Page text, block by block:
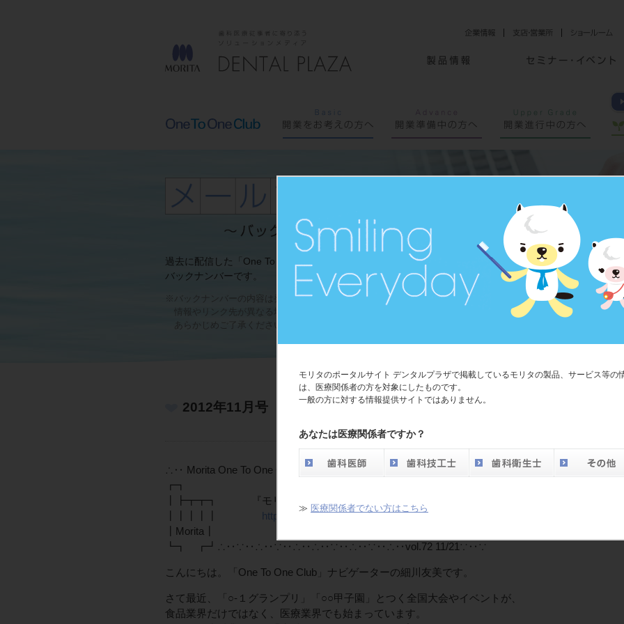
モリタのポータルサイト デンタルプラザで掲載しているモリタの製品、サービス等の
は、医療関係者の方を対象にしたものです。
一般の方に対する情報提供サイトではありません。
あなたは医療関係者ですか？
≫ 医療関係者でない方はこちら
過去に配信した「One To One Club メール」の
バックナンバーです。
※バックナンバーの内容は発行時のものであり、
あらかじめご了承ください。
2012年11月号
∴‥ Morita One To One Club NEWS ∴‥∵‥∴‥∵‥∴‥∴‥∵‥∴‥∵
┏┓
┃┣┳┳┓ 『モリタ One To One Club』 メールマガジン
https://121.dental-plaza.com/
┃Morita┃
┗┓ ┏┛∴‥∵‥∴‥∵‥∴‥∴‥∵‥∴‥∵‥∴‥vol.72 11/21∵‥∵
こんにちは。「One To One Club」ナビゲーターの細川友美です。
さて最近、「○-１グランプリ」「○○甲子園」とつく全国大会やイベントが、
食品業界だけではなく、医療業界でも始まっています。